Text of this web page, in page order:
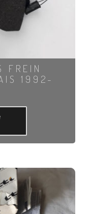
FREIN
1992-